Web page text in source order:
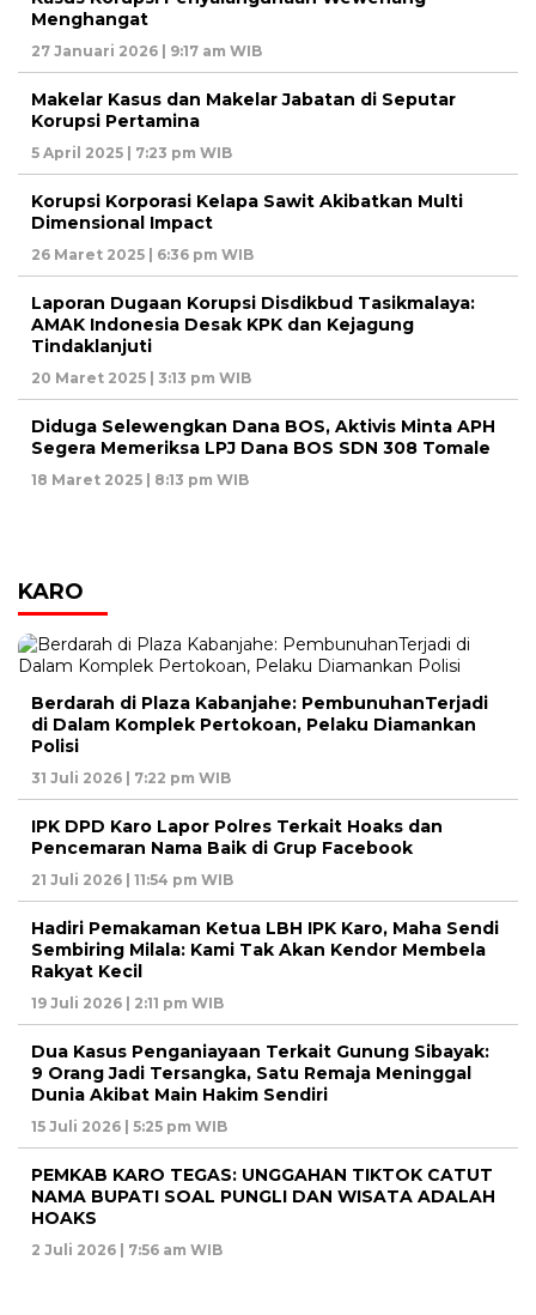
Menghangat
27 Januari 2026 | 9:17 am WIB
Makelar Kasus dan Makelar Jabatan di Seputar
Korupsi Pertamina
5 April 2025 | 7:23 pm WIB
Korupsi Korporasi Kelapa Sawit Akibatkan Multi
Dimensional Impact
26 Maret 2025 | 6:36 pm WIB
Laporan Dugaan Korupsi Disdikbud Tasikmalaya:
AMAK Indonesia Desak KPK dan Kejagung
Tindaklanjuti
20 Maret 2025 | 3:13 pm WIB
Diduga Selewengkan Dana BOS, Aktivis Minta APH
Segera Memeriksa LPJ Dana BOS SDN 308 Tomale
18 Maret 2025 | 8:13 pm WIB
KARO
Berdarah di Plaza Kabanjahe: PembunuhanTerjadi
di Dalam Komplek Pertokoan, Pelaku Diamankan
Polisi
31 Juli 2026 | 7:22 pm WIB
IPK DPD Karo Lapor Polres Terkait Hoaks dan
Pencemaran Nama Baik di Grup Facebook
21 Juli 2026 | 11:54 pm WIB
Hadiri Pemakaman Ketua LBH IPK Karo, Maha Sendi
Sembiring Milala: Kami Tak Akan Kendor Membela
Rakyat Kecil
19 Juli 2026 | 2:11 pm WIB
Dua Kasus Penganiayaan Terkait Gunung Sibayak:
9 Orang Jadi Tersangka, Satu Remaja Meninggal
Dunia Akibat Main Hakim Sendiri
15 Juli 2026 | 5:25 pm WIB
PEMKAB KARO TEGAS: UNGGAHAN TIKTOK CATUT
NAMA BUPATI SOAL PUNGLI DAN WISATA ADALAH
HOAKS
2 Juli 2026 | 7:56 am WIB